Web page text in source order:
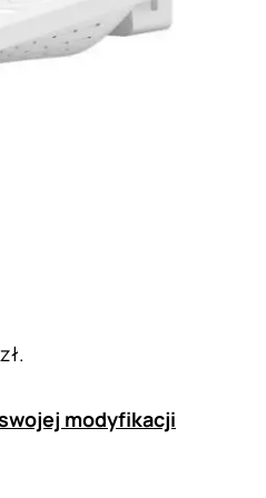
modyfikacji